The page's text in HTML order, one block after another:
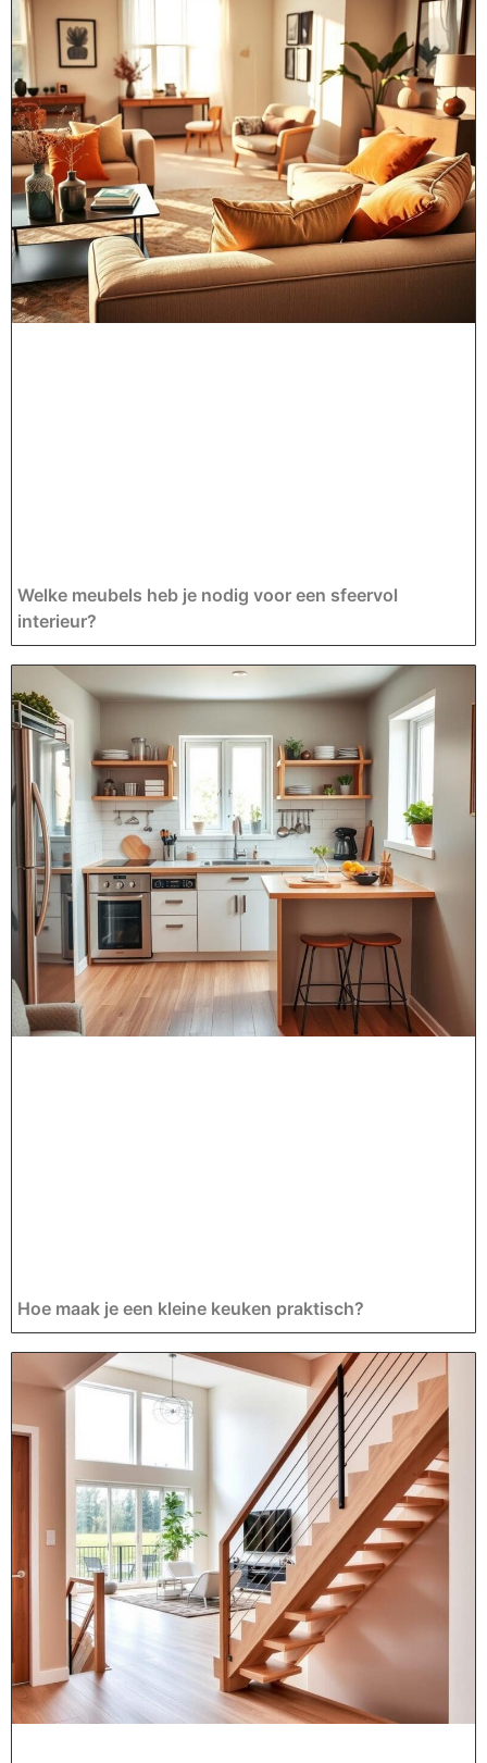
Welke meubels heb je nodig voor een sfeervol
interieur?
Hoe maak je een kleine keuken praktisch?